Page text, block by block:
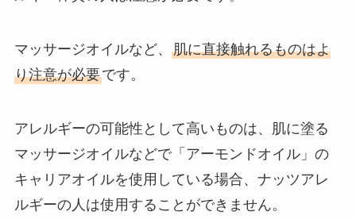
マッサージオイルなど、 肌に直接触れるものはよ
り注意が必要です。
アレルギーの可能性として高いものは、肌に塗る
マッサージオイルなどで「アーモンドオイル」の
キャリアオイルを使用している場合、ナッツアレ
ルギーの人は使用することができません。